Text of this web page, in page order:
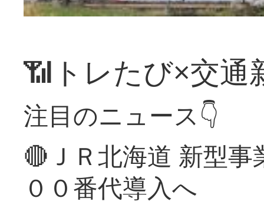
📶トレたび×交通
注目のニュース👇
🔴ＪＲ北海道 新型
００番代導入へ